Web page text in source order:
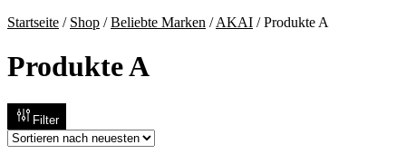
Startseite / Shop /Beliebte Marken /AKAI /Produkte A
Produkte A
Filter